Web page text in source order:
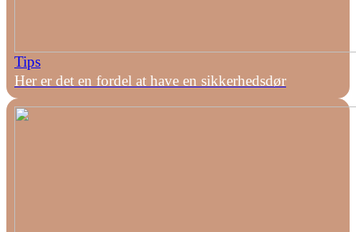
Tips
Her er det en fordel at have en sikkerhedsdør